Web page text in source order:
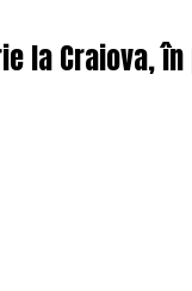
la Craiova,